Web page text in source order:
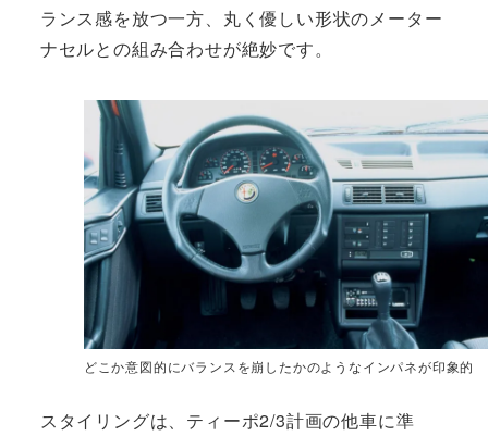
ランス感を放つ一方、丸く優しい形状のメーター
ナセルとの組み合わせが絶妙です。
どこか意図的にバランスを崩したかのようなインパネが印象的
スタイリングは、ティーポ2/3計画の他車に準